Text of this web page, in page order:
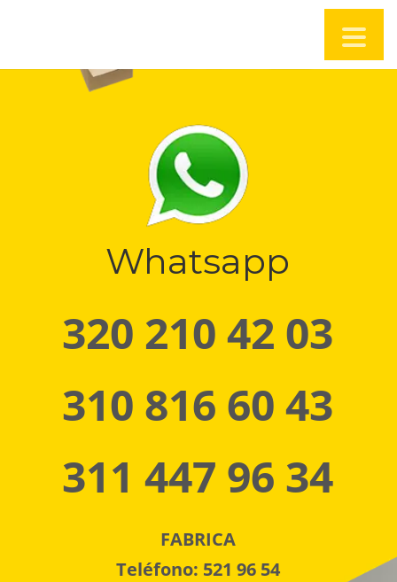
Whatsapp
320 210 42 03
310 816 60 43
311 447 96 34
FABRICA
Teléfono: 521 96 54